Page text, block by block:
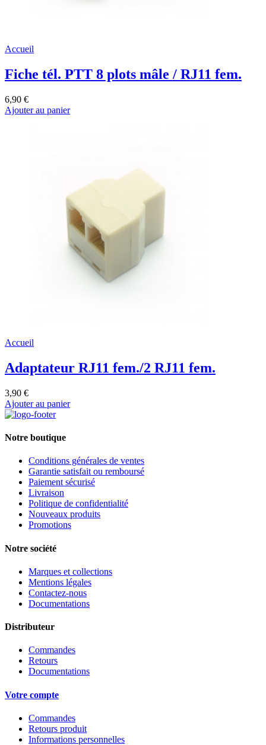
Accueil
Fiche tél. PTT 8 plots mâle / RJ11 fem.
6,90 €
Ajouter au panier
Accueil
Adaptateur RJ11 fem./2 RJ11 fem.
3,90 €
Ajouter au panier
Notre boutique
Conditions générales de ventes
Garantie satisfait ou remboursé
Paiement sécurisé
Livraison
Politique de confidentialité
Nouveaux produits
Promotions
Notre société
Marques et collections
Mentions légales
Contactez-nous
Documentations
Distributeur
Commandes
Retours
Documentations
Votre compte
Commandes
Retours produit
Informations personnelles